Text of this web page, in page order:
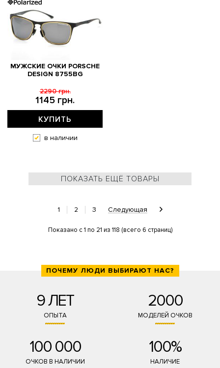
МУЖСКИЕ ОЧКИ PORSCHE
DESIGN 8755BG
1145 грн.
2290 грн.
КУПИТЬ
в наличии
ПОКАЗАТЬ ЕЩЁ ТОВАРЫ
1 2 3 Следующая
Показано с 1 по 21 из 118 (всего 6 страниц)
ПОЧЕМУ ЛЮДИ ВЫБИРАЮТ НАС?
9 ЛЕТ
ОПЫТА
2000
МОДЕЛЕЙ ОЧКОВ
100 000
ОЧКОВ В НАЛИЧИИ
100%
НАЛИЧИЕ